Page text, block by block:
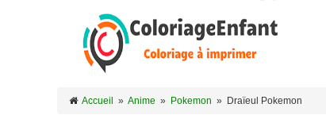
Accueil » Anime » Pokemon » Draïeul Pokemon